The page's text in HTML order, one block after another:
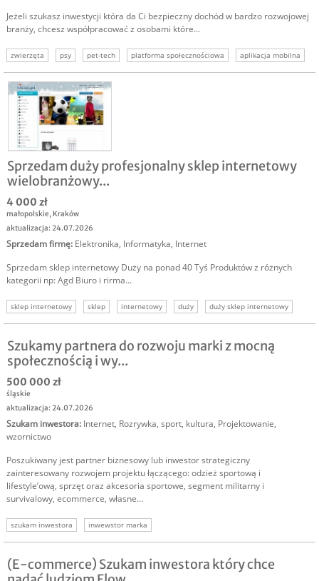
Jeżeli szukasz inwestycji która da Ci bezpieczny dochód w bardzo rozwojowej
branży, chcesz współpracować z osobami które...
zwierzęta psy pet-tech platforma społecznościowa
aplikacja mobilna
marketplace
usługi dla zwierząt
Sprzedam duży profesjonalny sklep internetowy
wielobranżowy...
4 000 zł
małopolskie, Kraków
aktualizacja: 24.07.2026
Sprzedam firmę: Elektronika, Informatyka, Internet
Sprzedam sklep internetowy Duży na ponad 40 Tyś Produktów z różnych
kategorii np: Agd Biuro i rirma...
sklep internetowy sklep internetowy duży duży sklep internetowy
Szukamy partnera do rozwoju marki z mocną
społecznością i wy...
500 000 zł
śląskie
aktualizacja: 24.07.2026
Szukam inwestora: Internet, Rozrywka, sport, kultura, Projektowanie,
wzornictwo
Poszukiwany jest partner biznesowy lub inwestor strategiczny
zainteresowany rozwojem projektu łączącego: odzież sportową i
lifestyle’ową, sprzęt oraz akcesoria sportowe, segment militarny i
survivalowy, ecommerce, własne...
szukam inwestora inwewstor marka
(E-commerce) Szukam inwestora który chce